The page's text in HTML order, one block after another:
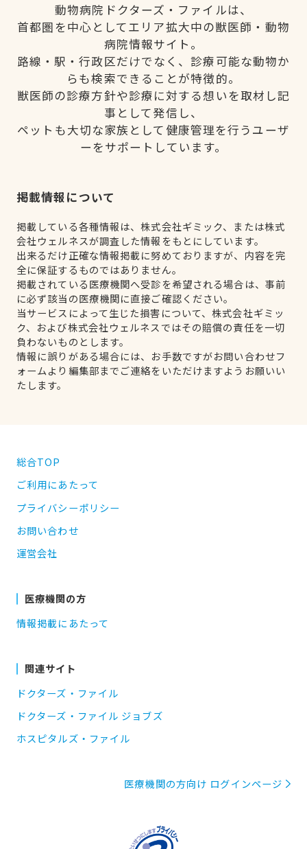
動物病院ドクターズ・ファイルは、
首都圏を中心としてエリア拡大中の獣医師・動物
病院情報サイト。
路線・駅・行政区だけでなく、診療可能な動物か
らも検索できることが特徴的。
獣医師の診療方針や診療に対する想いを取材し記
事として発信し、
ペットも大切な家族として健康管理を行うユーザ
ーをサポートしています。
掲載情報について
掲載している各種情報は、株式会社ギミック、または株式
会社ウェルネスが調査した情報をもとにしています。
出来るだけ正確な情報掲載に努めておりますが、内容を完
全に保証するものではありません。
掲載されている医療機関へ受診を希望される場合は、事前
に必ず該当の医療機関に直接ご確認ください。
当サービスによって生じた損害について、株式会社ギミッ
ク、および株式会社ウェルネスではその賠償の責任を一切
負わないものとします。
情報に誤りがある場合には、お手数ですがお問い合わせフ
ォームより編集部までご連絡をいただけますようお願いい
たします。
総合TOP
ご利用にあたって
プライバシーポリシー
お問い合わせ
運営会社
医療機関の方
情報掲載にあたって
関連サイト
ドクターズ・ファイル
ドクターズ・ファイル ジョブズ
ホスピタルズ・ファイル
医療機関の方向け ログインページ